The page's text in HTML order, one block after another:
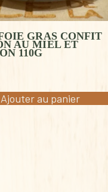
GRAS CONFIT
AU MIEL ET
110G
Ajouter au panier